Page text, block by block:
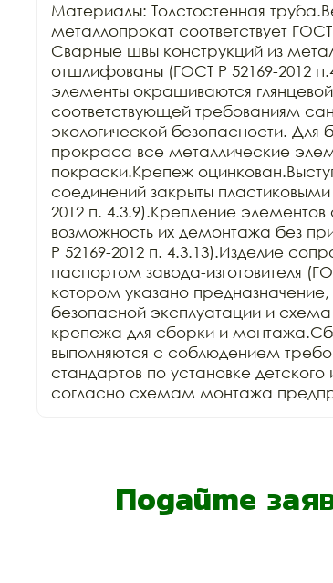
Материалы: Толстостенная
металлопрокат соответствует
Сварные швы конструкций из
отшлифованы (ГОСТ Р 52169-2012
элементы окрашиваются
соответствующей требованиям
экологической безопасности. Для
прокраса все металлические
покраски.Крепеж
соединений закрыты
2012 п. 4.3.9).Крепление
возможность их демонтажа без
Р 52169-2012 п. 4.3.13).Изделие
паспортом завода-изготовителя
котором указано
безопасной эксплуатации и
крепежа для сборки и
выполняются с соблюдением
стандартов по установке
согласно схемам монтажа
Подайте